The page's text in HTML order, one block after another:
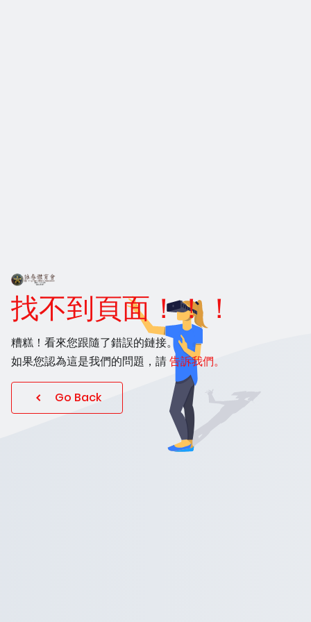
找不到頁面！！！
糟糕！看來您跟隨了錯誤的鏈接。
如果您認為這是我們的問題，請告訴我們。
Go Back